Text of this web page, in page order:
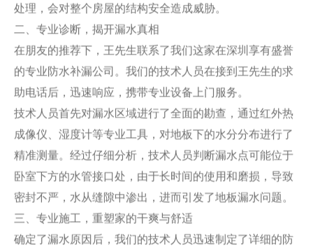
处理，会对整个房屋的结构安全造成威胁。
二、专业诊断，揭开漏水真相
在朋友的推荐下，王先生联系了我们这家在深圳享有盛誉
的专业防水补漏公司。我们的技术人员在接到王先生的求
助电话后，迅速响应，携带专业设备上门服务。
技术人员首先对漏水区域进行了全面的勘查，通过红外热
成像仪、湿度计等专业工具，对地板下的水分分布进行了
精准测量。经过仔细分析，技术人员判断漏水点可能位于
卧室下方的水管接口处，由于长时间的使用和磨损，导致
密封不严，水从缝隙中渗出，进而引发了地板漏水问题。
三、专业施工，重塑家的干爽与舒适
确定了漏水原因后，我们的技术人员迅速制定了详细的防